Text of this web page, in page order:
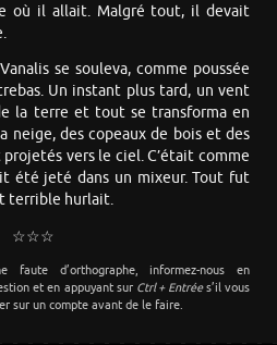
où il allait. Malgré tout, il devait
se souleva, comme poussée
Un instant plus tard, un vent
la terre et tout se transforma en
neige, des copeaux de bois et des
vers le ciel. C’était comme
été jeté dans un mixeur. Tout fut
terrible hurlait.
☆☆☆
d’orthographe, informez-nous en
et en appuyant sur Ctrl + Entrées’il vous
sur un compte avant de le faire.